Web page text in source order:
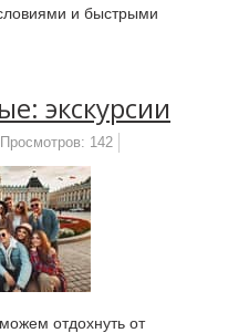
и быстрыми
экскурсии
Просмотров: 142
отдохнуть от